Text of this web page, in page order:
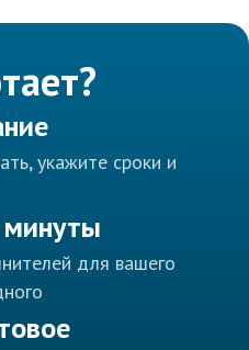
укажите сроки и
для вашего